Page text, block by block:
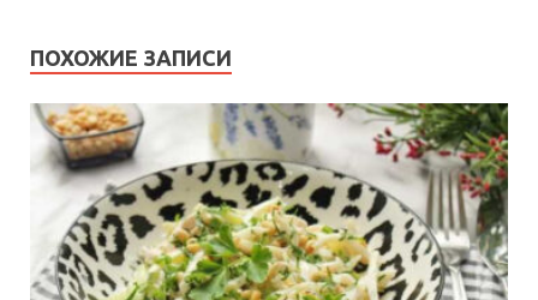
ПОХОЖИЕ ЗАПИСИ